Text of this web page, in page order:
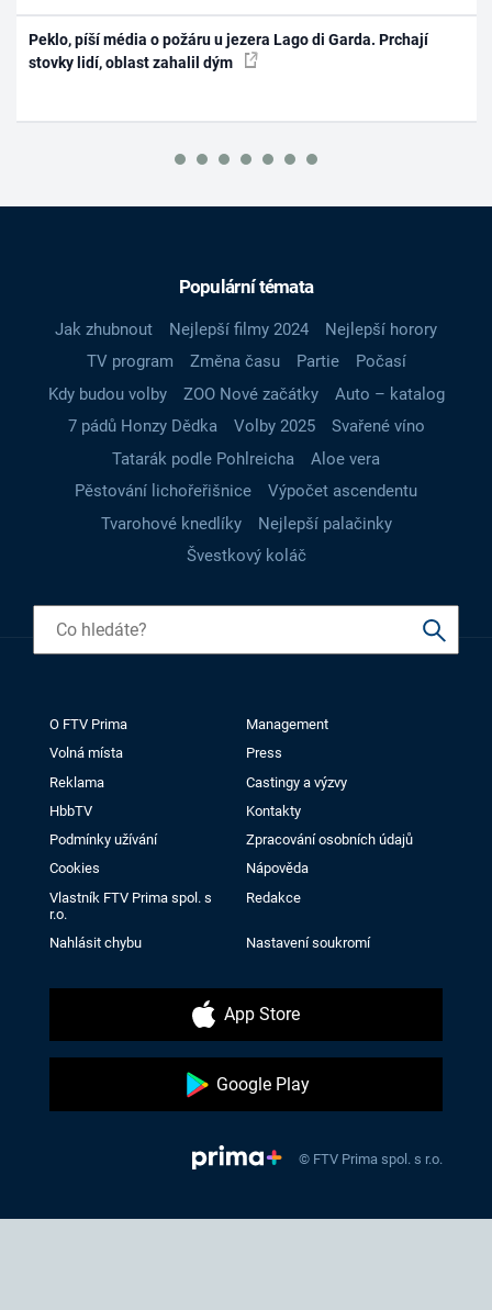
Peklo, píší média o požáru u jezera Lago di Garda. Prchají
stovky lidí, oblast zahalil dým
Populární témata
Jak zhubnout Nejlepší filmy 2024
Nejlepší horory
TV program
Změna času Partie
Počasí
Kdy budou volby
ZOO Nové začátky
Auto – katalog
7 pádů Honzy Dědka
Volby 2025
Svařené víno
Tatarák podle Pohlreicha
Aloe vera
Pěstování lichořeřišnice
Výpočet ascendentu
Tvarohové knedlíky
Nejlepší palačinky
Švestkový koláč
O FTV Prima
Management
Volná místa
Press
Reklama
Castingy a výzvy
HbbTV
Kontakty
Podmínky užívání
Zpracování osobních údajů
Cookies
Nápověda
Vlastník FTV Prima spol. s
r.o.
Redakce
Nahlásit chybu Nastavení soukromí
App Store
Google Play
© FTV Prima spol. s r.o.